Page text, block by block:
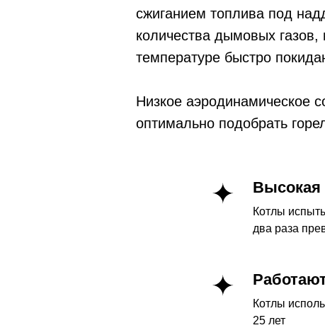
сжиганием топлива под
количества дымовых газов,
температуре быстро
Низкое аэродинамическое
оптимально подобрать
Высокая
Котлы
два раза
Котлы
25 лет